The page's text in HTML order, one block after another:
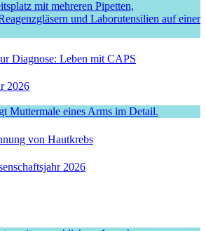
Diagnose: Leben mit CAPS
2026
von Hautkrebs
2026